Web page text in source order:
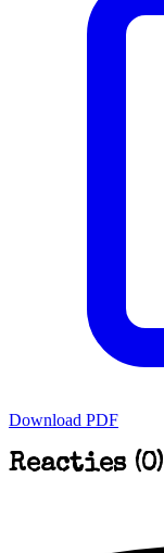
Download PDF
Reacties (0)